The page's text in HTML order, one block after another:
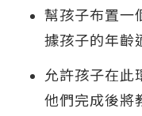
幫孩子布置一
據孩子的年齡
允許孩子在此
他們完成後將